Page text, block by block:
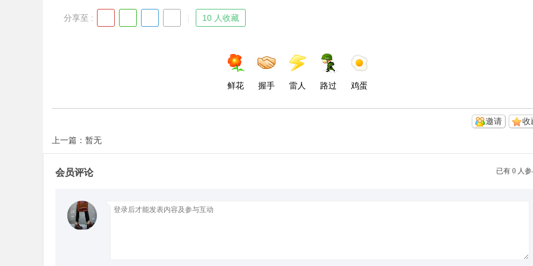
分享至 : 10 人收藏
鲜花 握手 雷人 路过 鸡蛋
收
邀请
上一篇：暂无
已有 0 人
会员评论